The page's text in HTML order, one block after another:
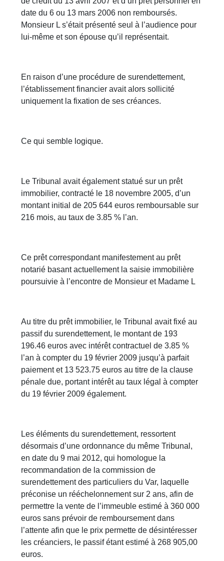
date du 6 ou 13 mars 2006 non remboursés.
Monsieur L s’était présenté seul à l’audience pour
lui-même et son épouse qu’il représentait.
En raison d’une procédure de surendettement,
l’établissement financier avait alors sollicité
uniquement la fixation de ses créances.
Ce qui semble logique.
Le Tribunal avait également statué sur un prêt
immobilier, contracté le 18 novembre 2005, d’un
montant initial de 205 644 euros remboursable sur
216 mois, au taux de 3.85 % l’an.
Ce prêt correspondant manifestement au prêt
notarié basant actuellement la saisie immobilière
poursuivie à l’encontre de Monsieur et Madame L
Au titre du prêt immobilier, le Tribunal avait fixé au
passif du surendettement, le montant de 193
196.46 euros avec intérêt contractuel de 3.85 %
l’an à compter du 19 février 2009 jusqu’à parfait
paiement et 13 523.75 euros au titre de la clause
pénale due, portant intérêt au taux légal à compter
du 19 février 2009 également.
Les éléments du surendettement, ressortent
désormais d’une ordonnance du même Tribunal,
en date du 9 mai 2012, qui homologue la
recommandation de la commission de
surendettement des particuliers du Var, laquelle
préconise un rééchelonnement sur 2 ans, afin de
permettre la vente de l’immeuble estimé à 360 000
euros sans prévoir de remboursement dans
l’attente afin que le prix permette de désintéresser
les créanciers, le passif étant estimé à 268 905,00
euros.